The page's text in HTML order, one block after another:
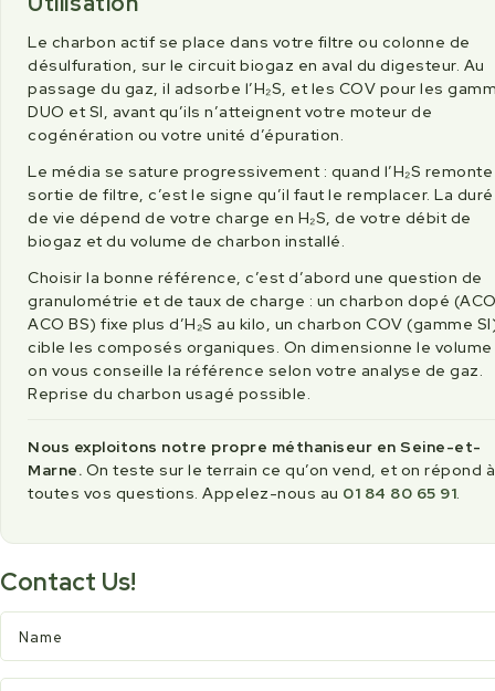
Le charbon actif se place dans votre filtre ou colonne de
désulfuration, sur le circuit biogaz en aval du digesteur. Au
passage du gaz, il adsorbe l’H₂S, et les COV pour les
DUO et SI, avant qu’ils n’atteignent votre moteur de
cogénération ou votre unité d’épuration.
Le média se sature progressivement : quand l’H₂S
sortie de filtre, c’est le signe qu’il faut le remplacer. La
de vie dépend de votre charge en H₂S, de votre débit de
biogaz et du volume de charbon installé.
Choisir la bonne référence, c’est d’abord une question de
granulométrie et de taux de charge : un charbon dopé
ACO BS) fixe plus d’H₂S au kilo, un charbon COV (gamme
cible les composés organiques. On dimensionne le
on vous conseille la référence selon votre analyse de gaz.
Reprise du charbon usagé possible.
Nous exploitons notre propre méthaniseur en Seine-et-
Marne. On teste sur le terrain ce qu’on vend, et on répond à
toutes vos questions. Appelez-nous au 01 84 80 65 91.
Contact Us!
Name